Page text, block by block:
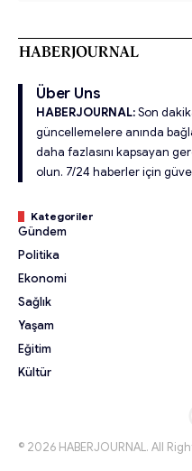
Über Uns
HABERJOURNAL:Son
güncellemelere anında
daha fazlasını kapsayan
olun. 7/24 haberler için
Kategoriler
Gündem
Politika
Ekonomi
Sağlık
Yaşam
Eğitim
Kültür
© 2026 HABERJOURNAL. All